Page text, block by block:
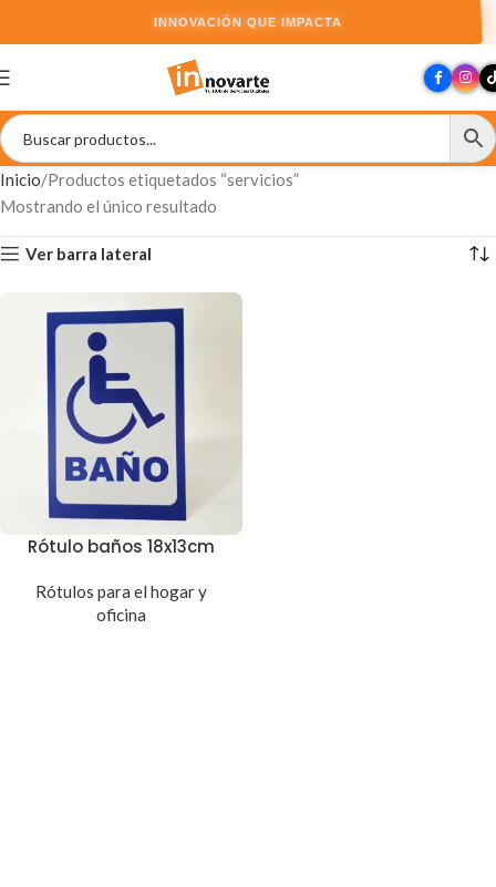
INNOVACIÓN QUE IMPACTA
Inicio Productos etiquetados “servicios”
Mostrando el único resultado
Ver barra lateral
Rótulo baños 18x13cm
Rótulos para el hogar y
oficina